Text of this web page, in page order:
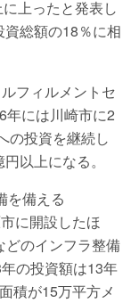
上ったと発表し
総額の18％に相
フィルメントセ
年には川崎市に2
の投資を継続し
以上になる。
を備える
に開設したほ
のインフラ整備
の投資額は13年
積が15万平方メ